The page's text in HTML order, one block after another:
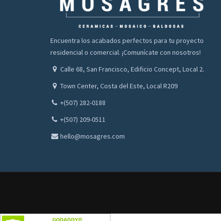
Encuentra los acabados perfectos para tu proyecto
residencial o comercial. ¡Comunícate con nosotros!
Calle 68, San Francisco, Edificio Concept, Local 2.
Town Center, Costa del Este, Local R209
+(507) 282-0188
+(507) 209-0511
hello@mosagres.com